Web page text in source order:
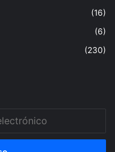
(16)
(6)
(230)